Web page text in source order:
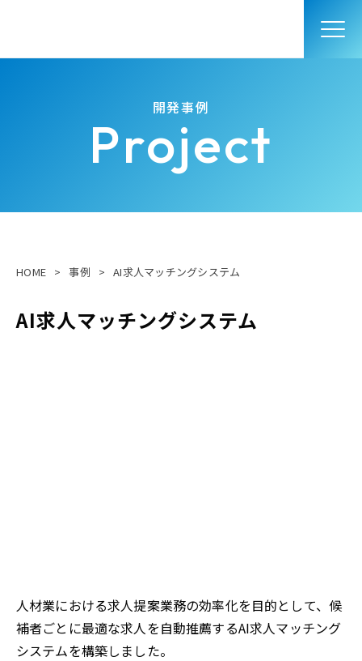
開発事例
Project
HOME > 事例 > AI求人マッチングシステム
AI求人マッチングシステム
人材業における求人提案業務の効率化を目的として、候
補者ごとに最適な求人を自動推薦するAI求人マッチング
システムを構築しました。